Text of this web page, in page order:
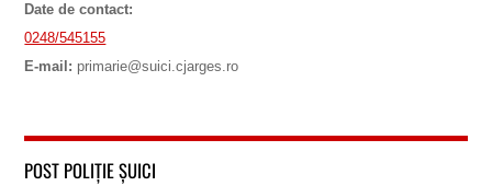
Date de contact:
0248/545155
E-mail: primarie@suici.cjarges.ro
POST POLIȚIE ȘUICI